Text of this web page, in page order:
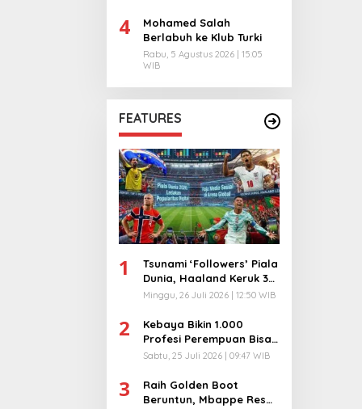
4
Mohamed Salah
Berlabuh ke Klub Turki
Rabu, 5 Agustus 2026 | 15:05
WIB
FEATURES
1
Tsunami ‘Followers’ Piala
Dunia, Haaland Keruk 32
Juta, Kiper 40 Tahun
Minggu, 26 Juli 2026 | 12:50 WIB
2
Kebaya Bikin 1.000
Profesi Perempuan Bisa
Menyatu di Arena
Sabtu, 25 Juli 2026 | 09:47 WIB
3
Raih Golden Boot
Beruntun, Mbappe Resmi